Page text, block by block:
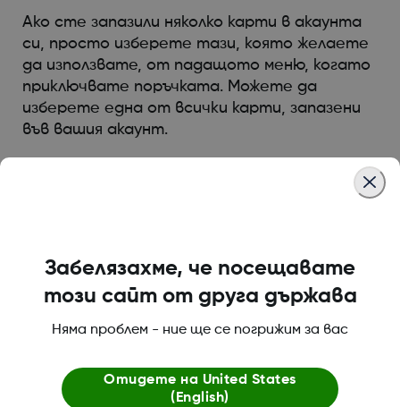
Ако сте запазили няколко карти в акаунта
си, просто изберете тази, която желаете
да използвате, от падащото меню, когато
приключвате поръчката. Можете да
изберете една от всички карти, запазени
във вашия акаунт.
LBL021664 Rev001
За Dexcom
Забелязахме, че посещавате
този сайт от друга държава
Няма проблем - ние ще се погрижим за вас
Отидете на United States
(English)